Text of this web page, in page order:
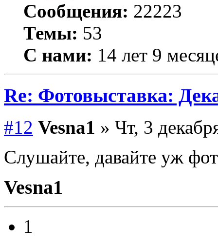
Сообщения: 22223
Темы: 53
С нами: 14 лет 9
Re: Фотовыставка:
#12 Vesna1 » Чт, 3
Слушайте, давайте уж
Vesna1
1